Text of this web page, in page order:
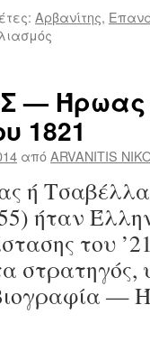
Αρβανίτης,
—
Ήρωας
της
περιόδου.
— Ήρωας
1821
απόARVANITIS
ή
ήταν
του
στρατηγός,
—